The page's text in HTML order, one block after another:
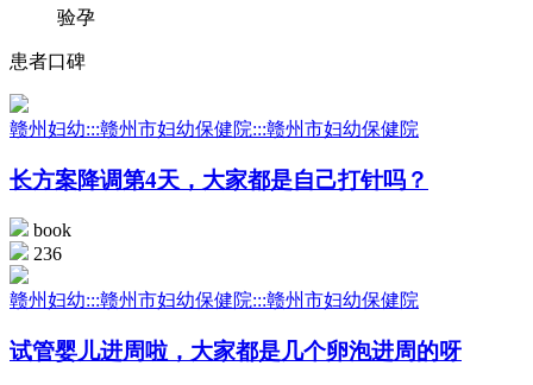
验孕
患者口碑
赣州妇幼:::赣州市妇幼保健院:::赣州市妇幼保健院
长方案降调第4天，大家都是自己打针吗？
book
236
赣州妇幼:::赣州市妇幼保健院:::赣州市妇幼保健院
试管婴儿进周啦，大家都是几个卵泡进周的呀